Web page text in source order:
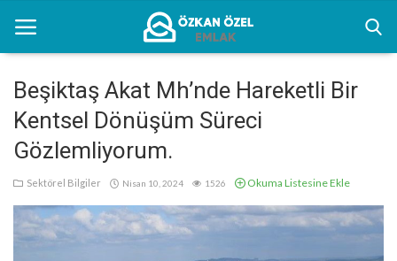
Anasayfa
Kentsel Dönüşüm Alanları
Bilgilendirme
Beşiktaş Akat Mh’nde Hareketli Bir
Kentsel Dönüşüm Süreci
Gözlemliyorum.
Sektörel Bilgiler Nisan 10, 2024 1526 Okuma Listesine Ekle